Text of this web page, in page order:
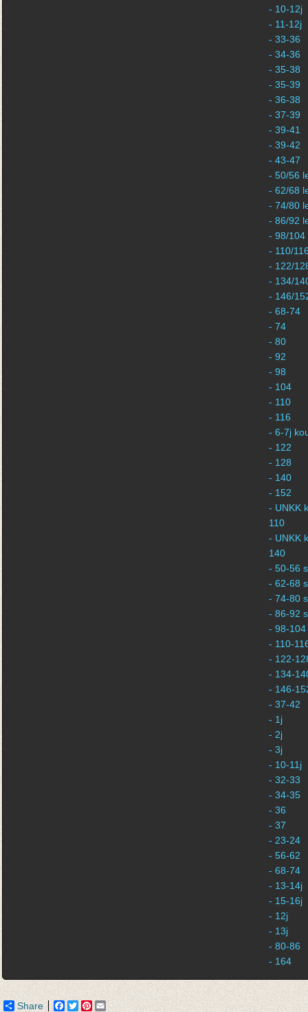
- 10-12j
- 11-12j
- 33-36
- 34-36
- 35-38
- 35-39
- 36-38
- 37-39
- 39-41
- 39-42
- 43-47
- 50/56
- 62/68
- 74/80
- 86/92
- 98/104
- 110/
- 122/
- 134/
- 146/
- 68-74
- 74
- 80
- 92
- 98
- 104
- 110
- 116
- 6-7j
- 122
- 128
- 140
- 152
- UNKK
110
- UNKK
140
- 50-56
- 62-68
- 74-80
- 86-92
- 98-104
- 110-
- 122-
- 134-
- 146-
- 37-42
- 1j
- 2j
- 3j
- 10-11j
- 32-33
- 34-35
- 36
- 37
- 23-24
- 56-62
- 68-74
- 13-14j
- 15-16j
- 12j
- 13j
- 80-86
- 164
Share Facebook
TwitterPinterest